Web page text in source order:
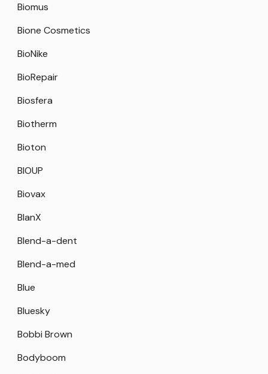
Biomus
Bione Cosmetics
BioNike
BioRepair
Biosfera
Biotherm
Bioton
BIOUP
Biovax
BlanX
Blend-a-dent
Blend-a-med
Blue
Bluesky
Bobbi Brown
Bodyboom